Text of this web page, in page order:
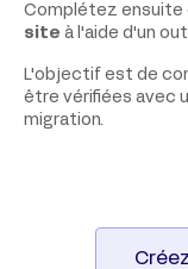
Complétez ensuite
site à l'aide d'un
L'objectif est de
être vérifiées avec
migration.